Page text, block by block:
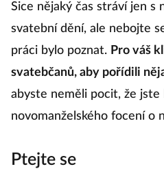
Sice nějaký čas stráví jen s
svatební dění, ale nebojte
práci bylo poznat. Pro váš
svatebčanů, aby pořídili
abyste neměli pocit, že jste
novomanželského focení o
Ptejte se